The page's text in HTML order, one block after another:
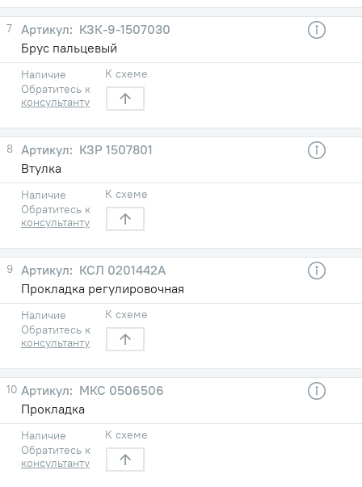
7
КЗК-9-1507030
Брус пальцевый
Наличие
Обратитесь к
консультанту
К схеме
8
КЗР 1507801
Втулка
Наличие
Обратитесь к
консультанту
К схеме
9
КСЛ 0201442А
Прокладка регулировочная
Наличие
Обратитесь к
консультанту
К схеме
10
МКС 0506506
Прокладка
Наличие
Обратитесь к
консультанту
К схеме